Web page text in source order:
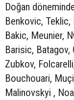
Doğan
Benkovic, Teklic,
Bakic, Meunier,
Barisic, Batagov,
Zubkov,
Bouchouari,
Malinovskyi ,